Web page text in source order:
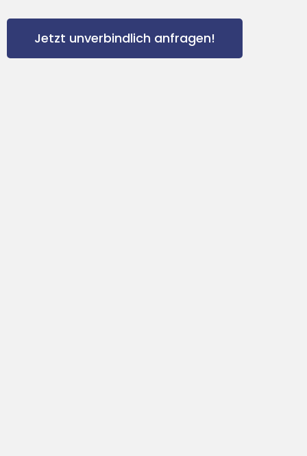
Jetzt unverbindlich anfragen!